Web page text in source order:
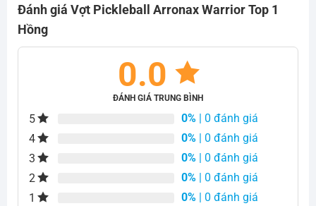
Đánh giá Vợt Pickleball Arronax Warrior Top 1
Hồng
0.0
ĐÁNH GIÁ TRUNG BÌNH
5 0% | 0 đánh giá
4
0% | 0 đánh giá
3
0% | 0 đánh giá
2
0% | 0 đánh giá
1
0% | 0 đánh giá